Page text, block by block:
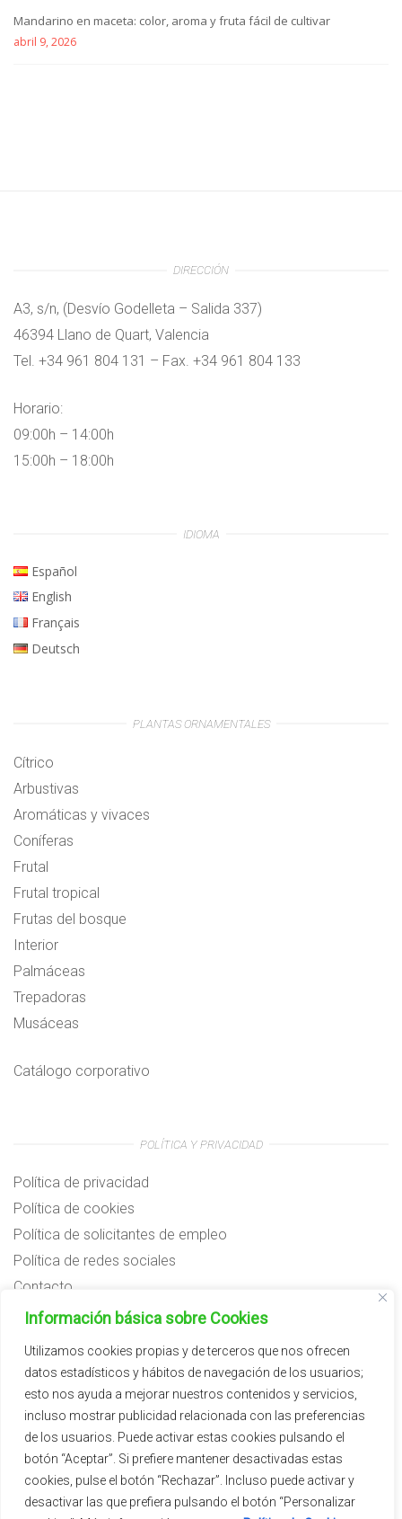
Información básica sobre Cookies
Utilizamos cookies propias y de terceros que nos ofrecen
datos estadísticos y hábitos de navegación de los usuarios;
esto nos ayuda a mejorar nuestros contenidos y servicios,
incluso mostrar publicidad relacionada con las preferencias
de los usuarios. Puede activar estas cookies pulsando el
botón “Aceptar”. Si prefiere mantener desactivadas estas
cookies, pulse el botón “Rechazar”. Incluso puede activar y
desactivar las que prefiera pulsando el botón “Personalizar
Mandarino en maceta: color, aroma y fruta fácil de cultivar
abril 9, 2026
DIRECCIÓN
A3, s/n, (Desvío Godelleta – Salida 337)
46394 Llano de Quart, Valencia
Tel. +34 961 804 131 – Fax. +34 961 804 133
Horario:
09:00h – 14:00h
15:00h – 18:00h
IDIOMA
Español
English
Français
Deutsch
PLANTAS ORNAMENTALES
Cítrico
Arbustivas
Aromáticas y vivaces
Coníferas
Frutal
Frutal tropical
Frutas del bosque
Interior
Palmáceas
Trepadoras
Musáceas
Catálogo corporativo
POLÍTICA Y PRIVACIDAD
Política de privacidad
Política de cookies
Política de solicitantes de empleo
Política de redes sociales
Contacto
Preguntas frecuentes
Subvenciones